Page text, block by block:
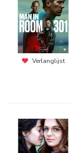
Verlanglijst